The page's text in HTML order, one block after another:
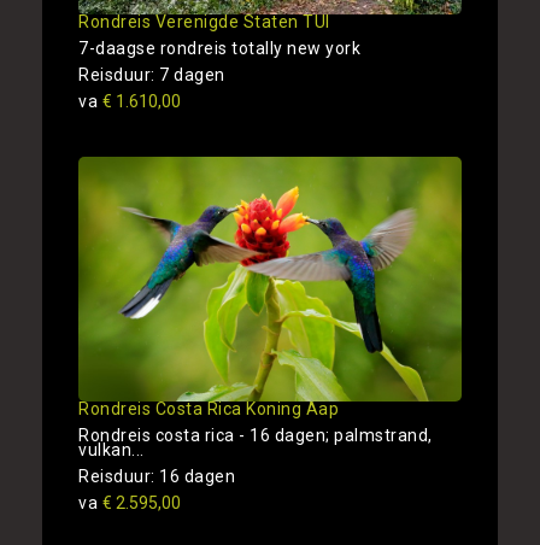
Rondreis Verenigde Staten TUI
7-daagse rondreis totally new york
Reisduur: 7 dagen
va € 1.610,00
Rondreis Costa Rica Koning Aap
Rondreis costa rica - 16 dagen; palmstrand,
vulkan...
Reisduur: 16 dagen
va € 2.595,00